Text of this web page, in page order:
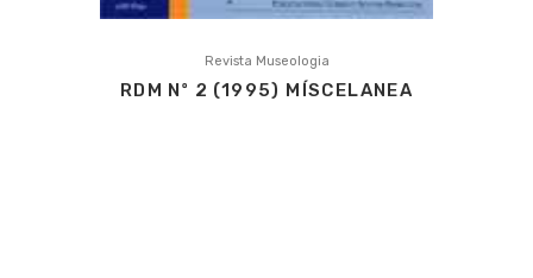
Revista Museologia
RDM Nº 2 (1995) MÍSCELANEA